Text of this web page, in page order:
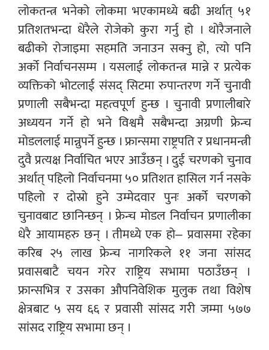
लोकतन्त्र भनेको लोकमा भएकामध्ये बढी अर्थात् ५१
प्रतिशतभन्दा धेरैले रोजेको कुरा गर्नु हो । थोरैजनाले
बढीको रोजाइमा सहमति जनाउन सक्नु हो, त्यो पनि
अर्को निर्वाचनसम्म । यसलाई लोकतन्त्र मान्ने र प्रत्येक
व्यक्तिको भोटलाई संसद् सिटमा रुपान्तरण गर्ने चुनावी
प्रणाली सबैभन्दा महत्वपूर्ण हुन्छ । चुनावी प्रणालीबारे
अध्ययन गर्ने हो भने विश्वमै सबैभन्दा अग्रणी फ्रेन्च
मोडललाई मान्नुपर्ने हुन्छ । फ्रान्समा राष्ट्रपति र प्रधानमन्त्री
दुवै प्रत्यक्ष निर्वाचित भएर आउँछन् । दुई चरणको चुनाव
अर्थात् पहिलो निर्वाचनमा ५० प्रतिशत हासिल गर्न नसके
पहिलो र दोस्रो हुने उम्मेदवार पुनः अर्को चरणको
चुनावबाट छानिन्छन् । फ्रेन्च मोडल निर्वाचन प्रणालीका
धेरै आयामहरु छन् । तीमध्ये एक हो– प्रवासमा रहेका
करिब २५ लाख फ्रेन्च नागरिकले ११ जना सांसद
प्रवासबाटै चयन गरेर राष्ट्रिय सभामा पठाउँछन् ।
फ्रान्सभित्र र उसका औपनिवेशिक मुलुक तथा विशेष
क्षेत्रबाट ५ सय ६६ र प्रवासी सांसद गरी जम्मा ५७७
सांसद राष्ट्रिय सभामा छन् ।